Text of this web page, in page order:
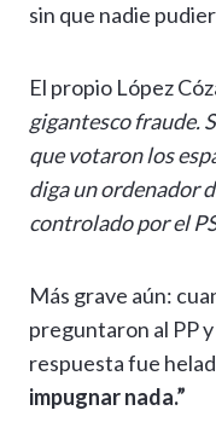
sin que nadie
El propio López
gigantesco fraude.
que votaron los
diga un ordenador
controlado por el
Más grave aún:
preguntaron al PP y
respuesta fue
impugnar nada.”